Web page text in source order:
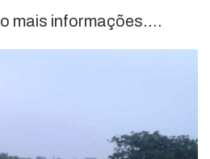
mais informações….